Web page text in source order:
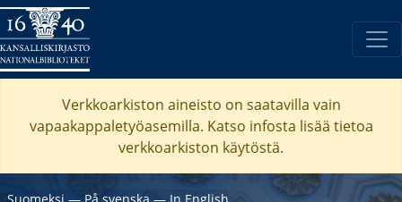
Verkkoarkiston aineisto on saatavilla vain
vapaakappaletyöasemilla. Katso infosta lisää tietoa
verkkoarkiston käytöstä.